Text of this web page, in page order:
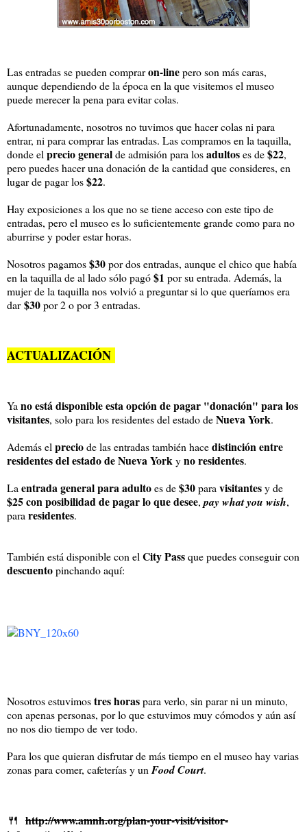
Las entradas se pueden compraron-linepero son más caras,
aunque dependiendo de la época en la que visitemos el museo
puede merecer la pena para evitar colas.
Afortunadamente, nosotros no tuvimos que hacer colas ni para
entrar, ni para comprar las entradas. Las compramos en la taquilla,
donde elprecio generalde admisión para losadultoses de$22,
pero puedes hacer una donación de la cantidad que consideres, en
lugar de pagar los$22.
Hay exposiciones a los que no se tiene acceso con este tipo de
entradas, pero el museo es lo suficientemente grande como para no
aburrirse y poder estar horas.
Nosotros pagamos$30por dos entradas, aunque el chico que había
en la taquilla de al lado sólo pagó$1 por su entrada. Además, la
mujer de la taquilla nos volvió a preguntar si lo que queríamos era
dar$30por 2 o por 3 entradas.
ACTUALIZACIÓN
Ya no está disponible esta opción de pagar "donación" para los
visitantes, solo para los residentes del estado deNueva York.
Además el preciode las entradas también hacedistinción entre
residentes del estado de Nueva York yno residentes.
La entrada general para adultoes de$30para visitantesy de
$25 con posibilidad de pagar lo que desee, pay what you wish,
para residentes.
También está disponible con el City Passque puedes conseguir con
descuentopinchando aquí:
Nosotros estuvimostres horaspara verlo, sin parar ni un minuto,
con apenas personas, por lo que estuvimos muy cómodos y aún así
no nos dio tiempo de ver todo.
Para los que quieran disfrutar de más tiempo en el museo hay varias
zonas para comer, cafeterías y unFood Court.
🍴 http://www.amnh.org/plan-your-visit/visitor-